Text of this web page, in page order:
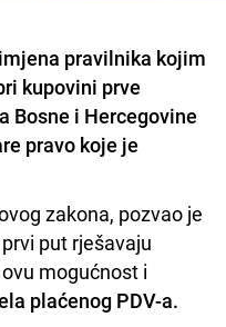
pravilnika kojim
kupovini prve
Bosne i Hercegovine
pravo koje je
zakona, pozvao je
put rješavaju
mogućnost i
plaćenog PDV-a.